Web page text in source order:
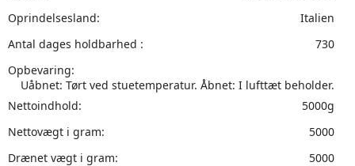
Oprindelsesland:
Italien
Antal dages holdbarhed :
730
Opbevaring:
Uåbnet: Tørt ved stuetemperatur. Åbnet: I lufttæt beholder.
Nettoindhold:
5000g
Nettovægt i gram:
5000
Drænet vægt i gram:
5000